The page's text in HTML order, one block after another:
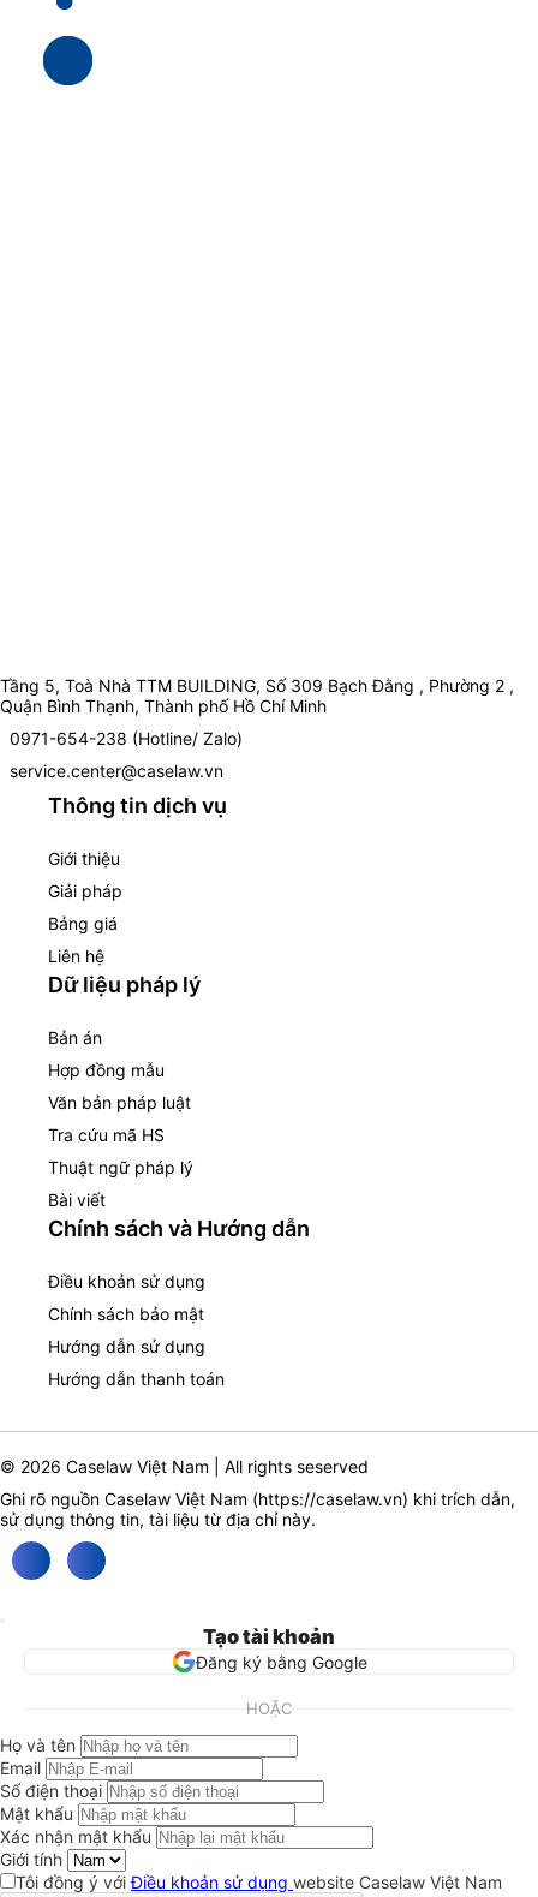
Tầng 5, Toà Nhà TTM BUILDING, Số 309 Bạch Đằng , Phường 2 ,
Quận Bình Thạnh, Thành phố Hồ Chí Minh
0971-654-238 (Hotline/ Zalo)
service.center@caselaw.vn
Thông tin dịch vụ
Giới thiệu
Giải pháp
Bảng giá
Liên hệ
Dữ liệu pháp lý
Bản án
Hợp đồng mẫu
Văn bản pháp luật
Tra cứu mã HS
Thuật ngữ pháp lý
Bài viết
Chính sách và Hướng dẫn
Điều khoản sử dụng
Chính sách bảo mật
Hướng dẫn sử dụng
Hướng dẫn thanh toán
© 2026 Caselaw Việt Nam | All rights seserved
Ghi rõ nguồn Caselaw Việt Nam (https://caselaw.vn) khi trích dẫn,
sử dụng thông tin, tài liệu từ địa chỉ này.
Tạo tài khoản
Đăng ký bằng Google
HOẶC
Họ và tên
Email
Số điện thoại
Mật khẩu
Xác nhận mật khẩu
Giới tính
Tôi đồng ý vớiĐiều khoản sử dụng website Caselaw Việt Nam